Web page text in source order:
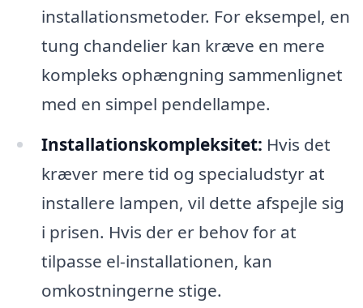
installationsmetoder. For eksempel, en
tung chandelier kan kræve en mere
kompleks ophængning sammenlignet
med en simpel pendellampe.
Installationskompleksitet: Hvis det
kræver mere tid og specialudstyr at
installere lampen, vil dette afspejle sig
i prisen. Hvis der er behov for at
tilpasse el-installationen, kan
omkostningerne stige.